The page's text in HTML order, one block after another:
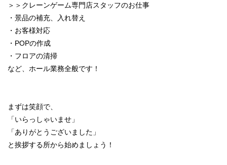
＞＞クレーンゲーム専門店スタッフのお仕事
・景品の補充、入れ替え
・お客様対応
・POPの作成
・フロアの清掃
など、ホール業務全般です！
まずは笑顔で、
「いらっしゃいませ」
「ありがとうございました」
と挨拶する所から始めましょう！